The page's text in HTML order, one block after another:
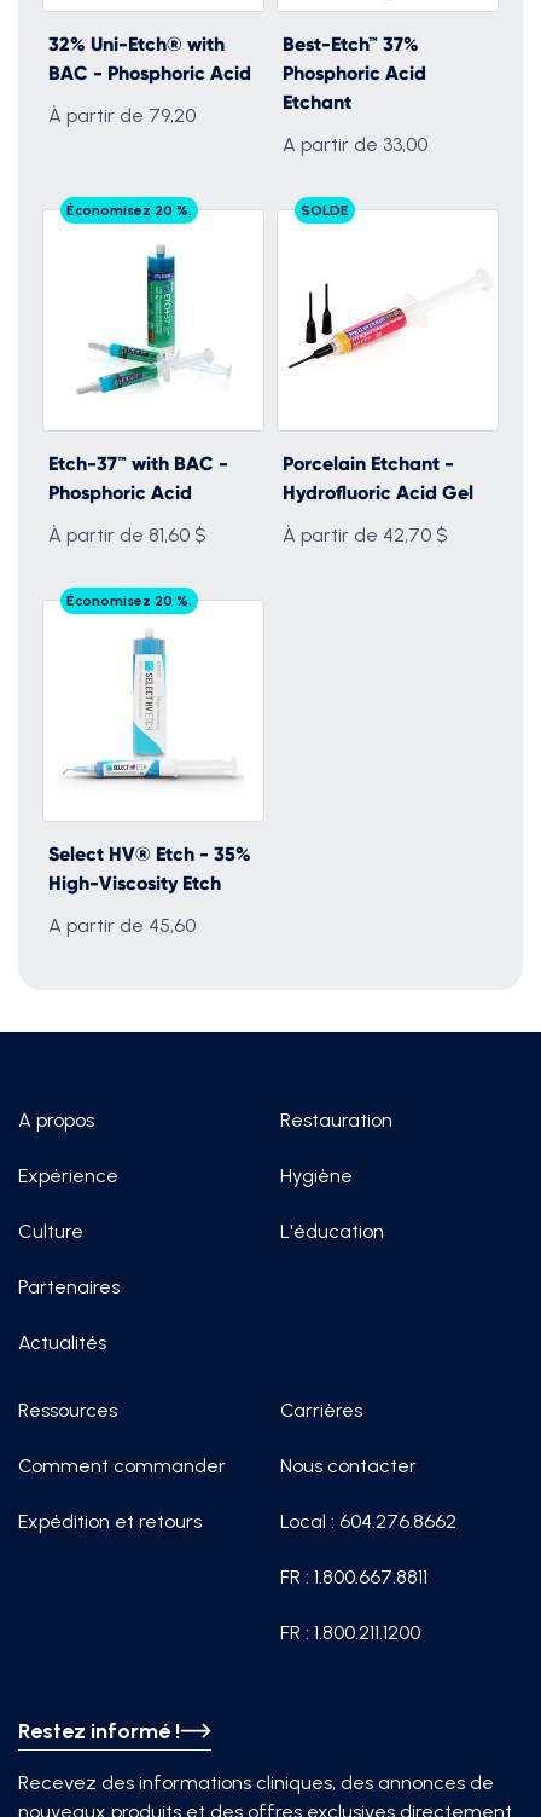
32% Uni-Etch® with
BAC - Phosphoric Acid
À partir de 79,20
Best-Etch™ 37%
Phosphoric Acid
Etchant
A partir de 33,00
Économisez 20 %.
Etch-37™ with BAC -
Phosphoric Acid
À partir de 81,60 $
SOLDE
Porcelain Etchant -
Hydrofluoric Acid Gel
À partir de 42,70 $
Économisez 20 %.
Select HV® Etch - 35%
High-Viscosity Etch
A partir de 45,60
Restez informé !
Recevez des informations cliniques, des annonces de
nouveaux produits et des offres exclusives directement
A propos
Expérience
Culture
Partenaires
Actualités
Restauration
Hygiène
L'éducation
Ressources
Comment commander
Expédition et retours
Carrières
Nous contacter
Local : 604.276.8662
FR : 1.800.667.8811
FR : 1.800.211.1200